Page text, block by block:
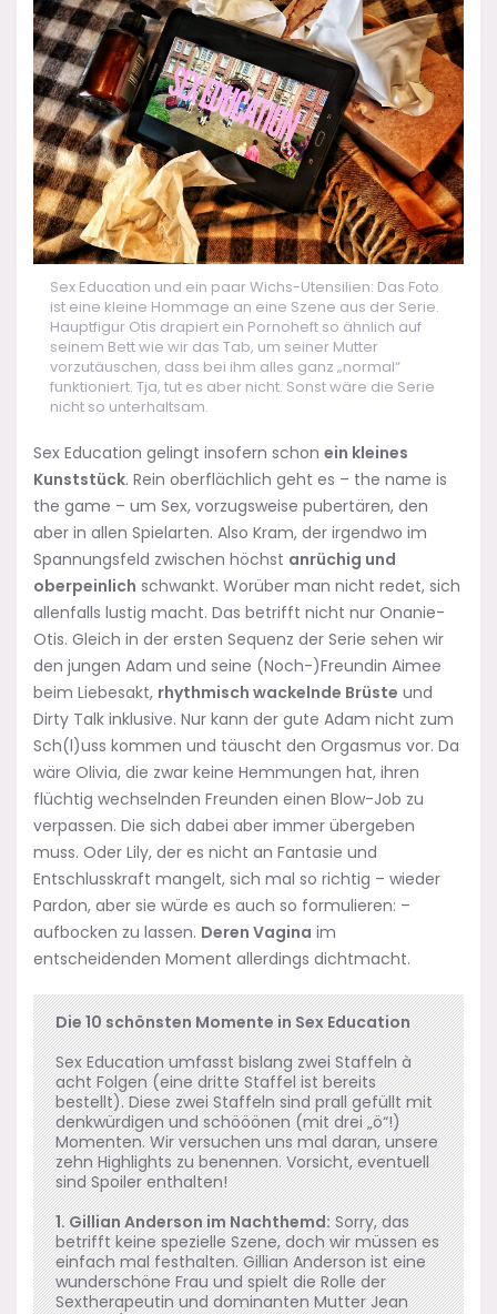
Sex Education und ein paar Wichs-Utensilien: Das Foto
ist eine kleine Hommage an eine Szene aus der Serie.
Hauptfigur Otis drapiert ein Pornoheft so ähnlich auf
seinem Bett wie wir das Tab, um seiner Mutter
vorzutäuschen, dass bei ihm alles ganz „normal“
funktioniert. Tja, tut es aber nicht. Sonst wäre die Serie
nicht so unterhaltsam.
Sex Education gelingt insofern schon ein kleines
Kunststück. Rein oberflächlich geht es – the name is
the game – um Sex, vorzugsweise pubertären, den
aber in allen Spielarten. Also Kram, der irgendwo im
Spannungsfeld zwischen höchst anrüchig und
oberpeinlich schwankt. Worüber man nicht redet, sich
allenfalls lustig macht. Das betrifft nicht nur Onanie-
Otis. Gleich in der ersten Sequenz der Serie sehen wir
den jungen Adam und seine (Noch-)Freundin Aimee
beim Liebesakt, rhythmisch wackelnde Brüste und
Dirty Talk inklusive. Nur kann der gute Adam nicht zum
Sch(l)uss kommen und täuscht den Orgasmus vor. Da
wäre Olivia, die zwar keine Hemmungen hat, ihren
flüchtig wechselnden Freunden einen Blow-Job zu
verpassen. Die sich dabei aber immer übergeben
muss. Oder Lily, der es nicht an Fantasie und
Entschlusskraft mangelt, sich mal so richtig – wieder
Pardon, aber sie würde es auch so formulieren: –
aufbocken zu lassen. Deren Vagina im
entscheidenden Moment allerdings dichtmacht.
Die 10 schönsten Momente in Sex Education
Sex Education umfasst bislang zwei Staffeln à
acht Folgen (eine dritte Staffel ist bereits
bestellt). Diese zwei Staffeln sind prall gefüllt mit
denkwürdigen und schööönen (mit drei „ö“!)
Momenten. Wir versuchen uns mal daran, unsere
zehn Highlights zu benennen. Vorsicht, eventuell
sind Spoiler enthalten!
1. Gillian Anderson im Nachthemd:Sorry, das
betrifft keine spezielle Szene, doch wir müssen es
einfach mal festhalten. Gillian Anderson ist eine
wunderschöne Frau und spielt die Rolle der
Sextherapeutin und dominanten Mutter Jean